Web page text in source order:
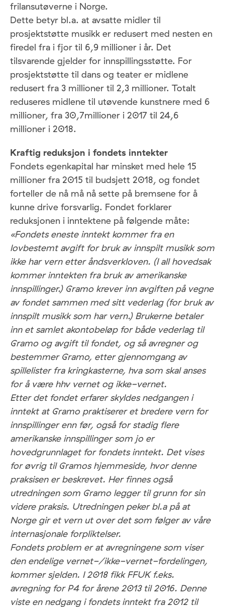
frilansutøverne i Norge.
Dette betyr bl.a. at avsatte midler til
prosjektstøtte musikk er redusert med nesten en
firedel fra i fjor til 6,9 millioner i år. Det
tilsvarende gjelder for innspillingsstøtte. For
prosjektstøtte til dans og teater er midlene
redusert fra 3 millioner til 2,3 millioner. Totalt
reduseres midlene til utøvende kunstnere med 6
millioner, fra 30,7millioner i 2017 til 24,6
millioner i 2018.
Kraftig reduksjon i fondets inntekter
Fondets egenkapital har minsket med hele 15
millioner fra 2015 til budsjett 2018, og fondet
forteller de nå må nå sette på bremsene for å
kunne drive forsvarlig. Fondet forklarer
reduksjonen i inntektene på følgende måte:
«Fondets eneste inntekt kommer fra en
lovbestemt avgift for bruk av innspilt musikk som
ikke har vern etter åndsverkloven. (I all hovedsak
kommer inntekten fra bruk av amerikanske
innspillinger.) Gramo krever inn avgiften på vegne
av fondet sammen med sitt vederlag (for bruk av
innspilt musikk som har vern.) Brukerne betaler
inn et samlet akontobeløp for både vederlag til
Gramo og avgift til fondet, og så avregner og
bestemmer Gramo, etter gjennomgang av
spillelister fra kringkasterne, hva som skal anses
for å være hhv vernet og ikke-vernet.
Etter det fondet erfarer skyldes nedgangen i
inntekt at Gramo praktiserer et bredere vern for
innspillinger enn før, også for stadig flere
amerikanske innspillinger som jo er
hovedgrunnlaget for fondets inntekt. Det vises
for øvrig til Gramos hjemmeside, hvor denne
praksisen er beskrevet. Her finnes også
utredningen som Gramo legger til grunn for sin
videre praksis. Utredningen peker bl.a på at
Norge gir et vern ut over det som følger av våre
internasjonale forpliktelser.
Fondets problem er at avregningene som viser
den endelige vernet-/ikke-vernet-fordelingen,
kommer sjelden. I 2018 fikk FFUK f.eks.
avregning for P4 for årene 2013 til 2016. Denne
viste en nedgang i fondets inntekt fra 2012 til